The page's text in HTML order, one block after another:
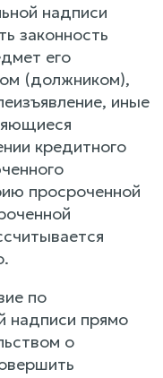
надписи
законность
его
(должником),
иные
кредитного
просроченной
по
надписи прямо
о